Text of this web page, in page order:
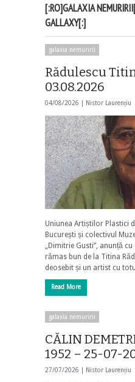
[:RO]GALAXIA
GALLAXY[:]
galaxia nemuririi
Rădulescu
03.08.2026
04/08/2026 | Nistor Laurențiu
Uniunea Artiștilor Plastici
București și colectivul
„Dimitrie Gusti”, anunță
rămas bun de la Titina
deosebit și un artist cu
Read More
galaxia nemuririi
CĂLIN
1952 – 25-07-
27/07/2026 | Nistor Laurențiu